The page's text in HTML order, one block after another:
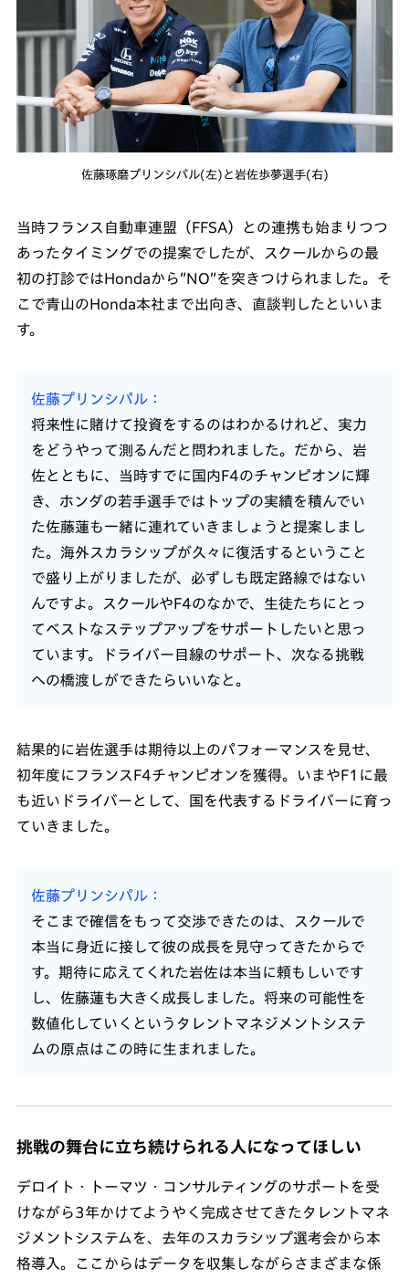
佐藤琢磨プリンシパル(左)と岩佐歩夢選手(右)
当時フランス自動車連盟（FFSA）との連携も始まりつつ
あったタイミングでの提案でしたが、スクールからの最
初の打診ではHondaから”NO”を突きつけられました。そ
こで青山のHonda本社まで出向き、直談判したといいま
す。
佐藤プリンシパル
将来性に賭けて投資をするのはわかるけれど、実力
をどうやって測るんだと問われました。だから、岩
佐とともに、当時すでに国内F4のチャンピオンに輝
き、ホンダの若手選手ではトップの実績を積んでい
た佐藤蓮も一緒に連れていきましょうと提案しまし
た。海外スカラシップが久々に復活するということ
で盛り上がりましたが、必ずしも既定路線ではない
んですよ。スクールやF4のなかで、生徒たちにとっ
てベストなステップアップをサポートしたいと思っ
ています。ドライバー目線のサポート、次なる挑戦
への橋渡しができたらいいなと。
結果的に岩佐選手は期待以上のパフォーマンスを見せ、
初年度にフランスF4チャンピオンを獲得。いまやF1に最
も近いドライバーとして、国を代表するドライバーに育っ
ていきました。
佐藤プリンシパル
そこまで確信をもって交渉できたのは、スクールで
本当に身近に接して彼の成長を見守ってきたからで
す。期待に応えてくれた岩佐は本当に頼もしいです
し、佐藤蓮も大きく成長しました。将来の可能性を
数値化していくというタレントマネジメントシステ
ムの原点はこの時に生まれました。
挑戦の舞台に立ち続けられる人になってほしい
デロイト・トーマツ・コンサルティングのサポートを受
けながら3年かけてようやく完成させてきたタレントマネ
ジメントシステムを、去年のスカラシップ選考会から本
格導入。ここからはデータを収集しながらさまざまな係